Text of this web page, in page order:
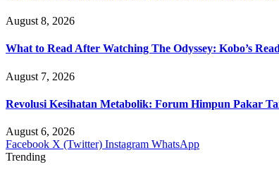
August 8, 2026
What to Read After Watching The Odyssey: Kobo’s
August 7, 2026
Revolusi Kesihatan Metabolik: Forum Himpun Pakar
August 6, 2026
Facebook X (Twitter) Instagram WhatsApp
Trending